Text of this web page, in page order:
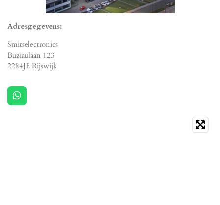
Adresgegevens:
Smitselectronics
Buziaulaan 123
2284JE Rijswijk
W
h